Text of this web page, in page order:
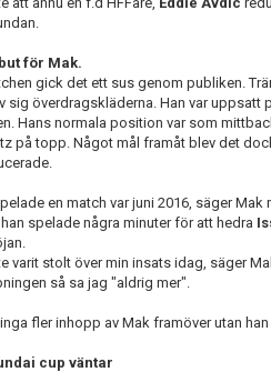
för Mak.
gick det ett sus genom publiken.
sig överdragskläderna. Han var
Hans normala position var som
på topp. Något mål framåt blev det
en match var juni 2016, säger
spelade några minuter för att hedra
varit stolt över min insats idag, säger
så sa jag "aldrig mer".
fler inhopp av Mak framöver utan
cup väntar